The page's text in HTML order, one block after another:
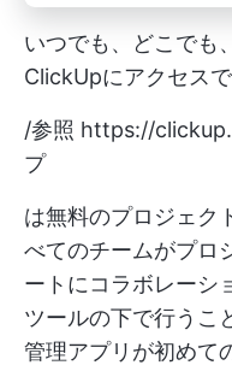
いつでも、どこでも
ClickUpにアクセスで
/参照 https://
プ
は無料のプロジェク
べてのチームがプロ
ートにコラボレーシ
ツールの下で行うこ
管理アプリが初めて